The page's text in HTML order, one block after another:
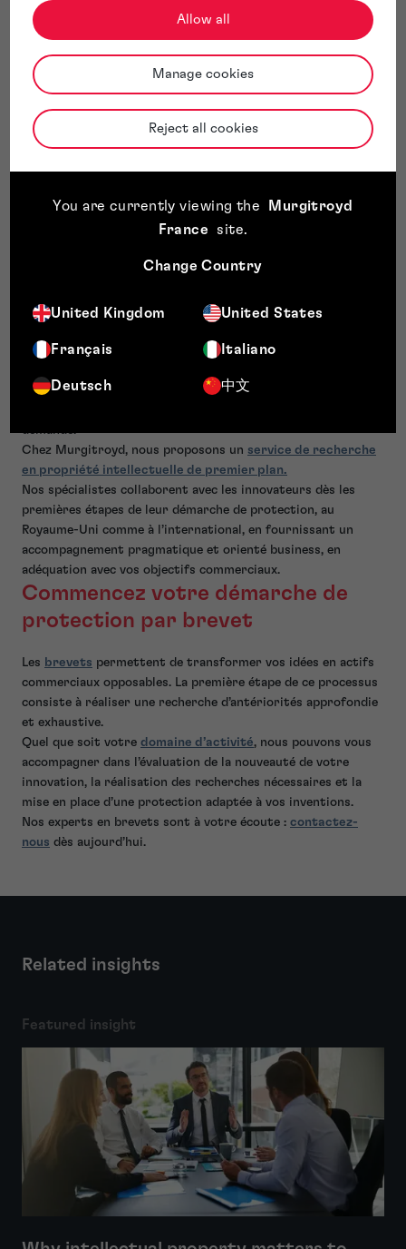
Allow all
Manage cookies
Reject all cookies
You are currently viewing the
Murgitroyd
France
site.
Change Country
United Kingdom United States
Français Italiano
Deutsch 中文
de la recherche d’antériorités. Elle offre une vision claire de
l’environnement concurrentiel et permet d’identifier des «
espaces libres » où aucune invention n’est encore protégée,
ce qui vous permet d’orienter et d’adapter votre innovation.
La recherche peut également mettre en évidence des
problématiques de «
d’éviter toute atteinte aux droits de tiers avant d’engager
recherche d’antériorités ?
possible de réaliser soi-même une recherche d’antériorités.
privilégier le recours à un spécialiste, solution généralement
Un
Conseil en brevets
procédera à une analyse approfondie
et vous apportera des recommandations stratégiques afin
Chez Murgitroyd, nous proposons un service de recherche
en propriété intellectuelle de premier plan.
Nos spécialistes collaborent avec les innovateurs dès les
premières étapes de leur démarche de protection, au
Royaume-Uni comme à l’international, en fournissant un
accompagnement pragmatique et orienté business, en
adéquation avec vos objectifs commerciaux.
Commencez votre démarche de
protection par brevet
Les brevets permettent de transformer vos idées en actifs
commerciaux opposables. La première étape de ce processus
consiste à réaliser une recherche d’antériorités approfondie
et exhaustive.
Quel que soit votre domaine d’activité, nous pouvons vous
accompagner dans l’évaluation de la nouveauté de votre
innovation, la réalisation des recherches nécessaires et la
mise en place d’une protection adaptée à vos inventions.
Nos experts en brevets sont à votre écoute : contactez-
nous dès aujourd’hui.
Related insights
Featured insight